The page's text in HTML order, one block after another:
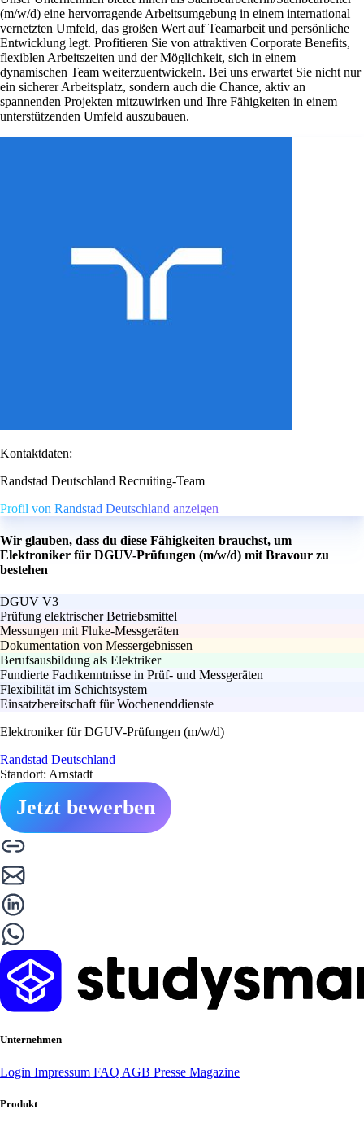
(m/w/d) eine hervorragende Arbeitsumgebung in einem international
vernetzten Umfeld, das großen Wert auf Teamarbeit und persönliche
Entwicklung legt. Profitieren Sie von attraktiven Corporate Benefits,
flexiblen Arbeitszeiten und der Möglichkeit, sich in einem
dynamischen Team weiterzuentwickeln. Bei uns erwartet Sie nicht nur
ein sicherer Arbeitsplatz, sondern auch die Chance, aktiv an
spannenden Projekten mitzuwirken und Ihre Fähigkeiten in einem
unterstützenden Umfeld auszubauen.
Kontaktdaten:
Randstad Deutschland Recruiting-Team
Profil von Randstad Deutschland anzeigen
Wir glauben, dass du diese Fähigkeiten brauchst, um
Elektroniker für DGUV-Prüfungen (m/w/d) mit Bravour zu
bestehen
DGUV V3
Prüfung elektrischer Betriebsmittel
Messungen mit Fluke-Messgeräten
Dokumentation von Messergebnissen
Berufsausbildung als Elektriker
Fundierte Fachkenntnisse in Prüf- und Messgeräten
Flexibilität im Schichtsystem
Einsatzbereitschaft für Wochenenddienste
Elektroniker für DGUV-Prüfungen (m/w/d)
Randstad Deutschland
Standort: Arnstadt
Jetzt bewerben
Unternehmen
Login Impressum FAQ AGB Presse Magazine
Produkt